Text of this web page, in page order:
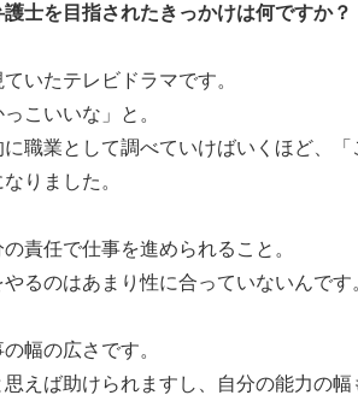
士を目指されたきっかけは何ですか？
いたテレビドラマです。
こいいな」と。
職業として調べていけばいくほど、
りました。
責任で仕事を進められること。
るのはあまり性に合っていないんです
幅の広さです。
思えば助けられますし、自分の能力の幅